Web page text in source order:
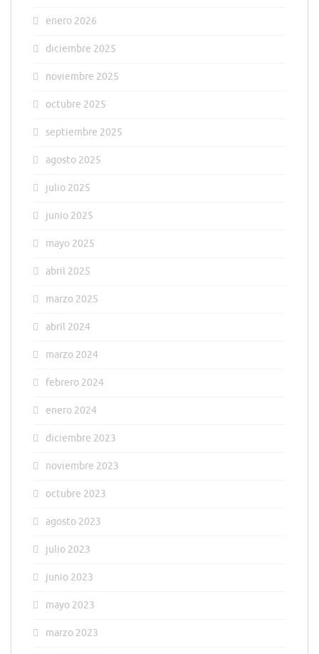
enero 2026
diciembre 2025
noviembre 2025
octubre 2025
septiembre 2025
agosto 2025
julio 2025
junio 2025
mayo 2025
abril 2025
marzo 2025
abril 2024
marzo 2024
febrero 2024
enero 2024
diciembre 2023
noviembre 2023
octubre 2023
agosto 2023
julio 2023
junio 2023
mayo 2023
marzo 2023